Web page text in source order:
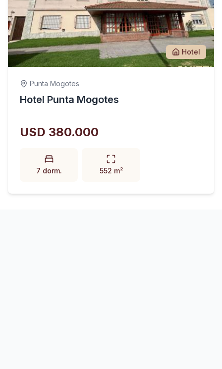
Hotel
Punta Mogotes
Hotel Punta Mogotes
USD 380.000
7 dorm. 552 m²